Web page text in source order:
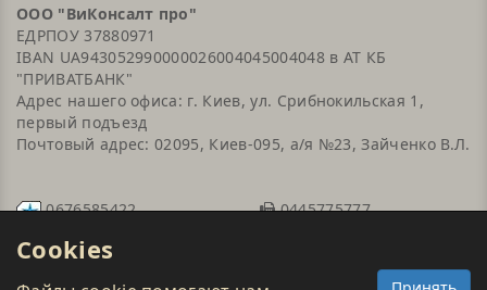
ООО "ВиКонсалт про"
ЕДРПОУ 37880971
IBAN UA943052990000026004045004048 в АТ КБ
"ПРИВАТБАНК"
Адрес нашего офиса: г. Киев, ул. Срибнокильская 1,
первый подъезд
Почтовый адрес: 02095, Киев-095, а/я №23, Зайченко В.Л.
0676585422
0639356758
0445775777
Cookies